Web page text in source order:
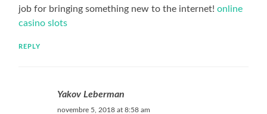
job for bringing something new to the internet!online
casino slots
REPLY
Yakov Leberman
novembre 5, 2018 at 8:58 am